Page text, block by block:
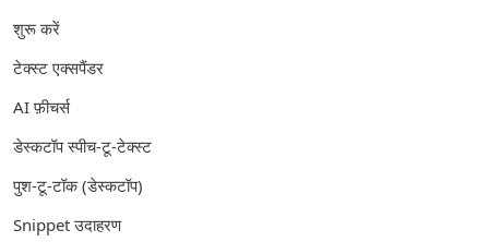
शुरू करें
टेक्स्ट एक्सपैंडर
AI फ़ीचर्स
डेस्कटॉप स्पीच-टू-टेक्स्ट
पुश-टू-टॉक (डेस्कटॉप)
Snippet उदाहरण